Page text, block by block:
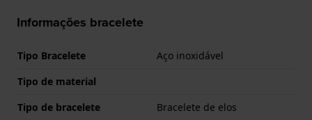
Informações bracelete
Tipo Bracelete
Aço inoxidável
Tipo de material
Tipo de bracelete
Bracelete de elos